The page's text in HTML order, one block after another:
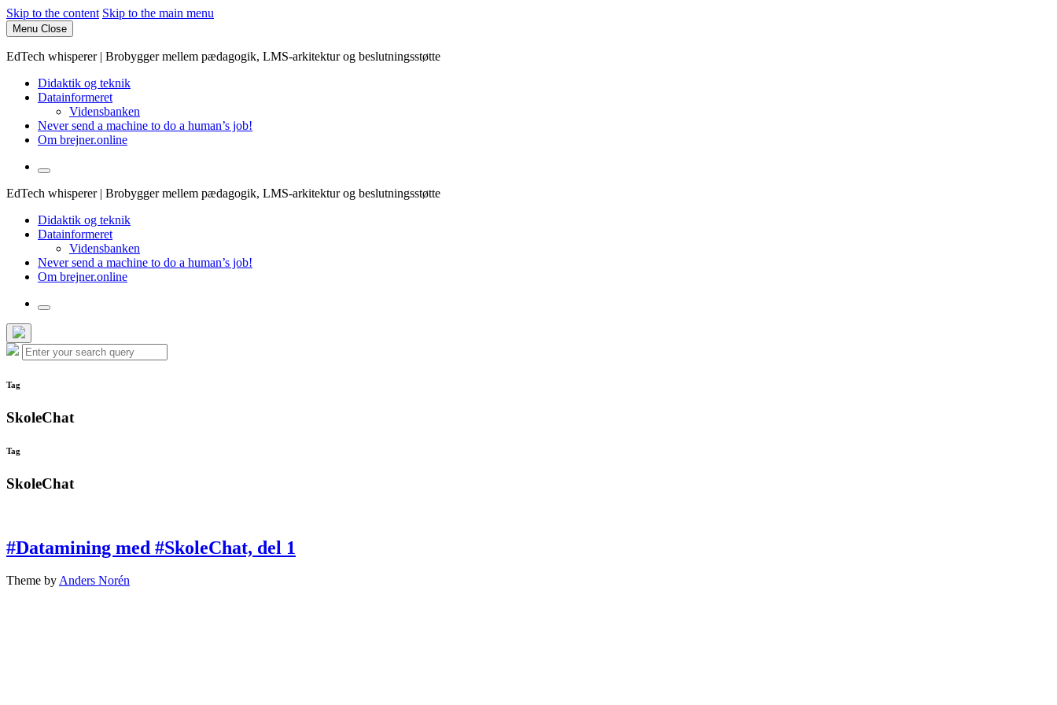
Skip to the content Skip to the main menu
Menu Close
EdTech whisperer | Brobygger mellem pædagogik, LMS-arkitektur og beslutningsstøtte
Didaktik og teknik
Datainformeret
Vidensbanken
Never send a machine to do a human’s job!
Om brejner.online
Toggle
search
EdTech whisperer | Brobygger mellem pædagogik, LMS-arkitektur og beslutningsstøtte
Didaktik og teknik
Datainformeret
Vidensbanken
Never send a machine to do a human’s job!
Om brejner.online
Toggle
field
Hide
the
overlay
Search
for:
Search
Tag
SkoleChat
Tag
SkoleChat
#Datamining med #SkoleChat, del 1
Theme byAnders Norén